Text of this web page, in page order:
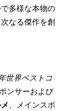
多様な本物の
なる傑作を創
世界ベストコ
ンサーおよび
、メインスポ